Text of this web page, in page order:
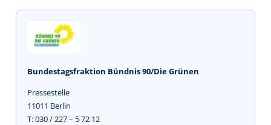
Bundestagsfraktion Bündnis 90/Die Grünen
Pressestelle
11011 Berlin
T: 030 / 227 – 5 72 12